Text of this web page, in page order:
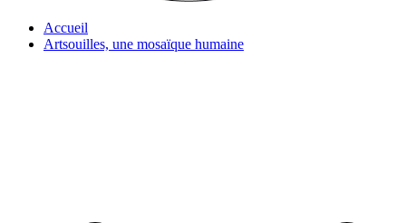
Accueil
Artsouilles, une mosaïque humaine